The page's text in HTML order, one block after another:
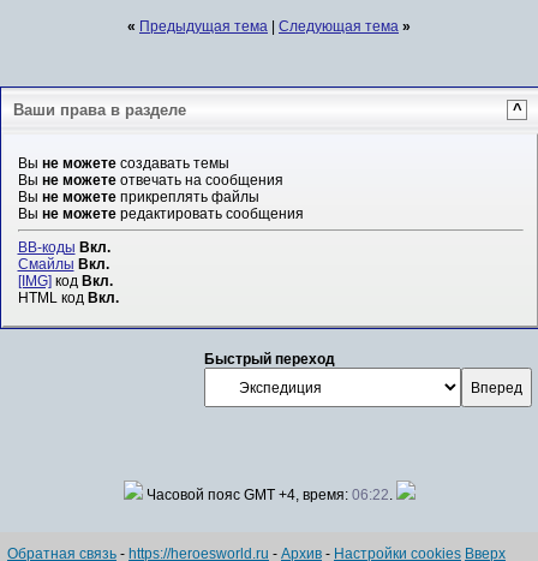
« Предыдущая тема Следующая тема »
Ваши права в разделе ^
Вы не можетесоздавать темы
Вы не можетеотвечать на сообщения
Вы не можетеприкреплять файлы
Вы не можетередактировать сообщения
BB-коды Вкл.
Смайлы Вкл.
[IMG]код Вкл.
HTML код Вкл.
Быстрый переход
Часовой пояс GMT +4, время: 06:22.
Обратная связь - https://heroesworld.ru - Архив - Настройки cookies Вверх